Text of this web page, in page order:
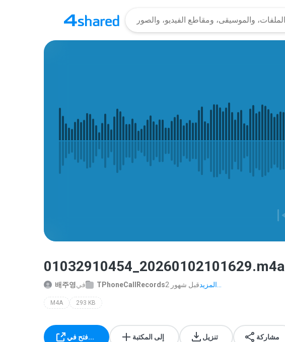
01032910454_20260102101629.m4a
배주영في TPhoneCallRecords 2 قبل شهور
M4A 293 KB
فتح في... إلى المكتبة تنزيل مشاركة